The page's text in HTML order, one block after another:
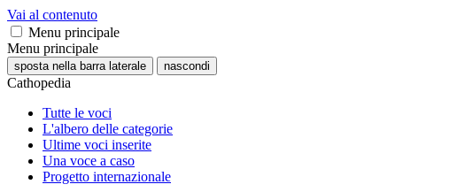
Vai al contenuto
Menu principale
Menu principale
sposta nella barra laterale nascondi
Cathopedia
Tutte le voci
L'albero delle categorie
Ultime voci inserite
Una voce a caso
Progetto internazionale